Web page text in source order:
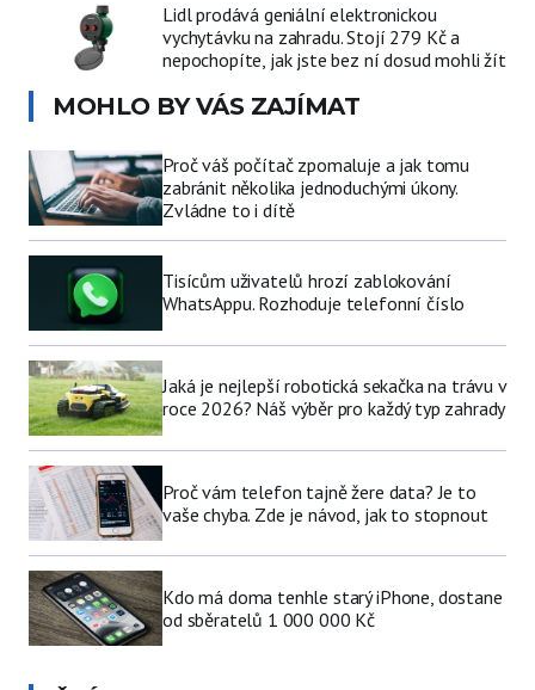
Lidl prodává geniální elektronickou
vychytávku na zahradu. Stojí 279 Kč a
nepochopíte, jak jste bez ní dosud mohli žít
MOHLO BY VÁS ZAJÍMAT
Proč váš počítač zpomaluje a jak tomu
zabránit několika jednoduchými úkony.
Zvládne to i dítě
Tisícům uživatelů hrozí zablokování
WhatsAppu. Rozhoduje telefonní číslo
Jaká je nejlepší robotická sekačka na trávu v
roce 2026? Náš výběr pro každý typ zahrady
Proč vám telefon tajně žere data? Je to
vaše chyba. Zde je návod, jak to stopnout
Kdo má doma tenhle starý iPhone, dostane
od sběratelů 1 000 000 Kč